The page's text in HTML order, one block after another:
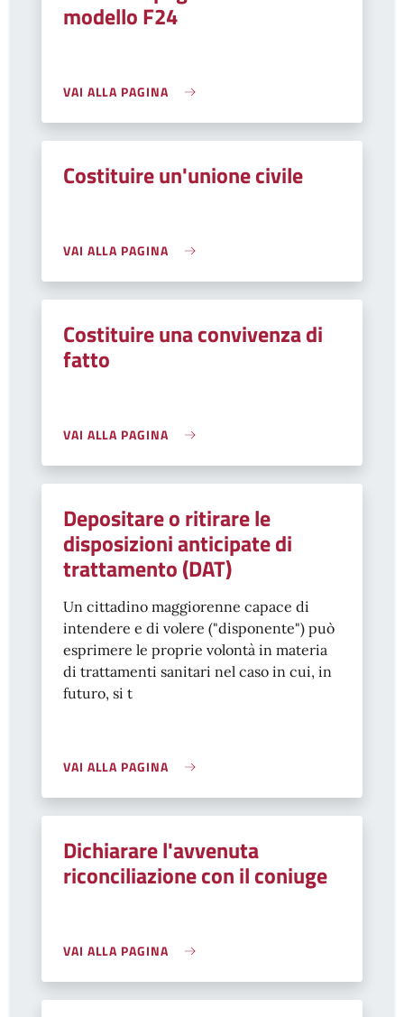
modello F24
VAI ALLA PAGINA
Costituire un'unione civile
VAI ALLA PAGINA
Costituire una convivenza di
fatto
VAI ALLA PAGINA
Depositare o ritirare le
disposizioni anticipate di
trattamento (DAT)
Un cittadino maggiorenne capace di
intendere e di volere ("disponente") può
esprimere le proprie volontà in materia
di trattamenti sanitari nel caso in cui, in
futuro, si t
VAI ALLA PAGINA
Dichiarare l'avvenuta
riconciliazione con il coniuge
VAI ALLA PAGINA